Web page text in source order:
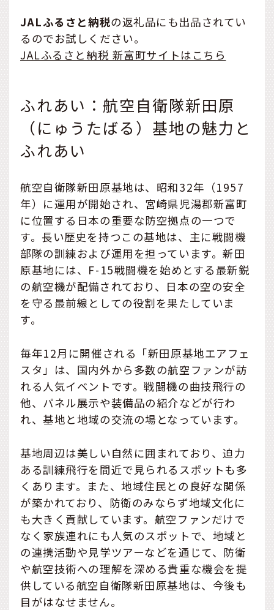
JALふるさと納税の返礼品にも出品されてい
るのでお試しください。
JALふるさと納税 新富町サイトはこちら
ふれあい：航空自衛隊新田原
（にゅうたばる）基地の魅力と
ふれあい
航空自衛隊新田原基地は、昭和32年（1957
年）に運用が開始され、宮崎県児湯郡新富町
に位置する日本の重要な防空拠点の一つで
す。長い歴史を持つこの基地は、主に戦闘機
部隊の訓練および運用を担っています。新田
原基地には、F-15戦闘機を始めとする最新鋭
の航空機が配備されており、日本の空の安全
を守る最前線としての役割を果たしていま
す。
毎年12月に開催される「新田原基地エアフェ
スタ」は、国内外から多数の航空ファンが訪
れる人気イベントです。戦闘機の曲技飛行の
他、パネル展示や装備品の紹介などが行わ
れ、基地と地域の交流の場となっています。
基地周辺は美しい自然に囲まれており、迫力
ある訓練飛行を間近で見られるスポットも多
くあります。また、地域住民との良好な関係
が築かれており、防衛のみならず地域文化に
も大きく貢献しています。航空ファンだけで
なく家族連れにも人気のスポットで、地域と
の連携活動や見学ツアーなどを通じて、防衛
や航空技術への理解を深める貴重な機会を提
供している航空自衛隊新田原基地は、今後も
目がはなせません。